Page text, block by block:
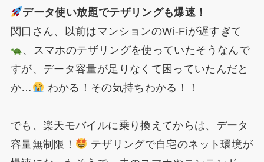
データ使い放題でテザリングも爆速！
関口さん、以前はマンションのWi-Fiが遅すぎて
、スマホのテザリングを使っていたそうなんで
すが、データ容量が足りなくて困っていたんだと
か…
わかる！その気持ちわかる！！
でも、楽天モバイルに乗り換えてからは、データ
容量無制限！
テザリングで自宅のネット環境が